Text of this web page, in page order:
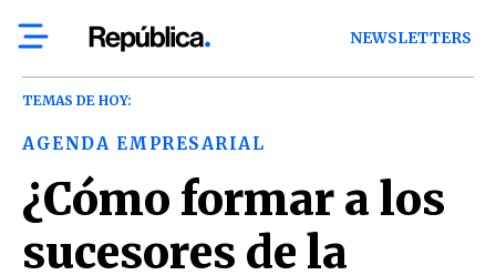
NEWSLETTERS
TEMAS DE HOY:
AGENDA EMPRESARIAL
¿Cómo formar a los
sucesores de la